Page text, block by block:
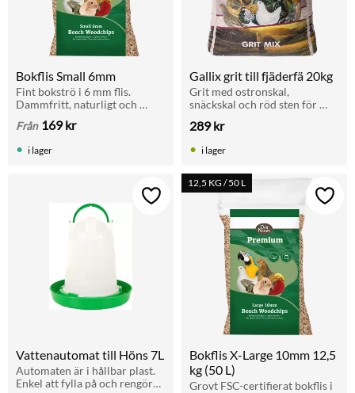
Bokflis Small 6mm
Fint bokströ i 6 mm flis.
Dammfritt, naturligt och
fåglar, reptiler, gnagare och
Från 169kr
i lager
Gallix grit till fjäderfä 20kg
Grit med ostronskal,
snäckskal och röd sten för
Förbättrar matsmältningen
och kalcium.
289kr
i lager
Vattenautomat till Höns 7L
Automaten är i hållbar plast.
Enkel att fylla på och rengöra,
Lägg till i favoriter
Bokflis X-Large 10mm 12,5
kg (50 L)
Grovt FSC-certifierat bokflis i
12,5 KG / 50 L
Lägg